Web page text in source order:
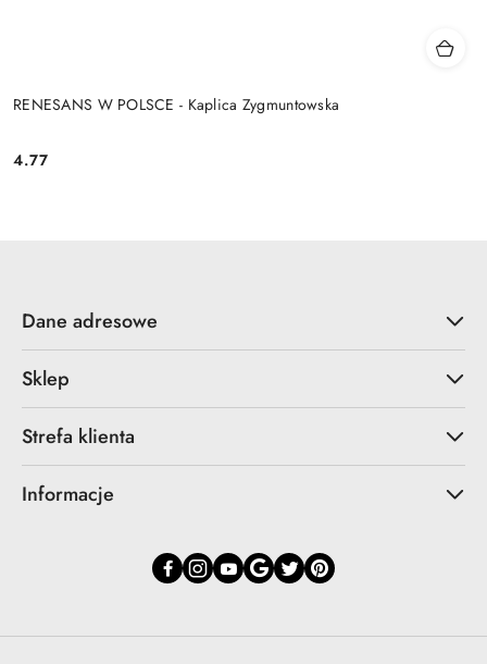
RENESANS W POLSCE - Kaplica Zygmuntowska
Cena:
4.77
Dane adresowe
Sklep
Strefa klienta
Informacje